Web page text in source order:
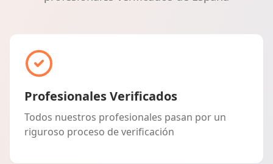
Profesionales Verificados
Todos nuestros profesionales pasan por un
riguroso proceso de verificación